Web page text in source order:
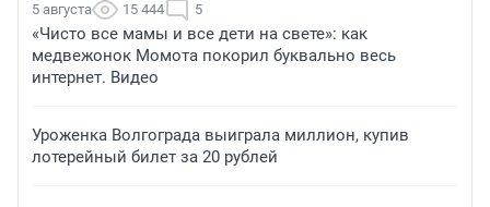
5 августа 15 444 5
«Чисто все мамы и все дети на свете»: как
медвежонок Момота покорил буквально весь
интернет. Видео
Уроженка Волгограда выиграла миллион, купив
лотерейный билет за 20 рублей